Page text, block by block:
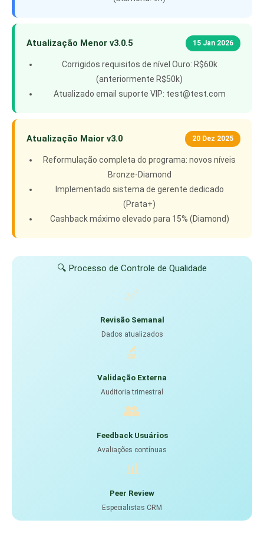
Atualização Menor v3.0.5 15 Jan 2026
Corrigidos requisitos de nível Ouro: R$60k
(anteriormente R$50k)
Atualizado email suporte VIP: test@test.com
Atualização Maior v3.0 20 Dez 2025
Reformulação completa do programa: novos níveis
Bronze-Diamond
Implementado sistema de gerente dedicado
(Prata+)
Cashback máximo elevado para 15% (Diamond)
🔍 Processo de Controle de Qualidade
✅
Revisão Semanal
Dados atualizados
🔬
Validação Externa
Auditoria trimestral
👥
Feedback Usuários
Avaliações contínuas
📊
Peer Review
Especialistas CRM